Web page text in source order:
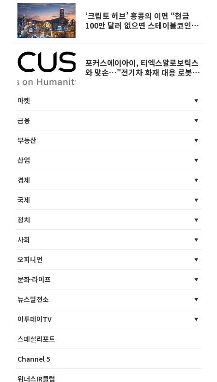
‘크립토 허브’ 홍콩의 이면 “현금
100만 달러 없으면 스테이블코인 못
포커스에이아이, 티엑스알로보틱스
와 맞손…"전기차 화재 대응 로봇
마켓
금융
부동산
산업
경제
국제
정치
사회
오피니언
문화·라이프
뉴스발전소
이투데이TV
스페셜리포트
Channel 5
위너스IR클럽